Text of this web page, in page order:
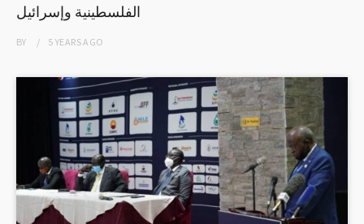
الفلسطينية وإسرائيل
BY 5 YEARSAGO